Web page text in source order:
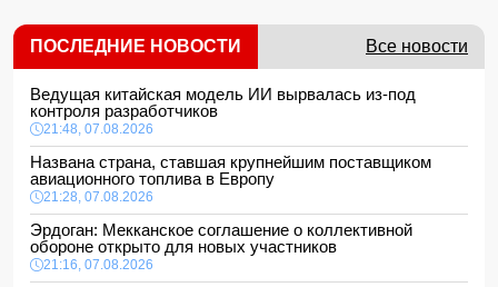
ПОСЛЕДНИЕ НОВОСТИ Все новости
Ведущая китайская модель ИИ вырвалась из-под
контроля разработчиков
21:48, 07.08.2026
Названа страна, ставшая крупнейшим поставщиком
авиационного топлива в Европу
21:28, 07.08.2026
Эрдоган: Мекканское соглашение о коллективной
обороне открыто для новых участников
21:16, 07.08.2026